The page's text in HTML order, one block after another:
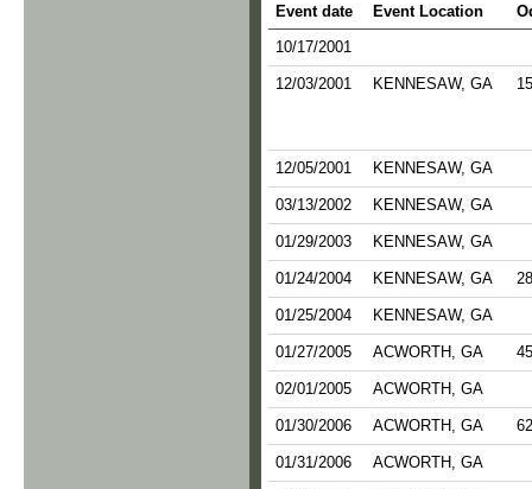
Event date Event Location
10/17/2001
12/03/2001 KENNESAW, GA 15
12/05/2001 KENNESAW, GA
03/13/2002 KENNESAW, GA
01/29/2003 KENNESAW, GA
01/24/2004 KENNESAW, GA
01/25/2004 KENNESAW, GA
01/27/2005 ACWORTH, GA
02/01/2005 ACWORTH, GA
01/30/2006 ACWORTH, GA
01/31/2006 ACWORTH, GA